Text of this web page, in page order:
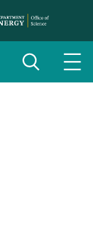
Alternar
búsqueda